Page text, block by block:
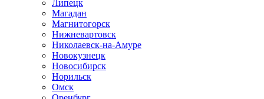
Липецк
Магадан
Магнитогорск
Нижневартовск
Николаевск-на-Амуре
Новокузнецк
Новосибирск
Норильск
Омск